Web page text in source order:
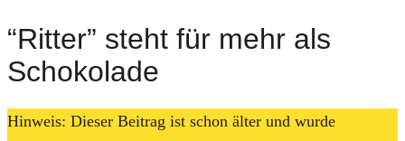
“Ritter” steht für mehr als
Schokolade
Hinweis: Dieser Beitrag ist schon älter und wurde